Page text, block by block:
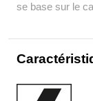
se base sur le